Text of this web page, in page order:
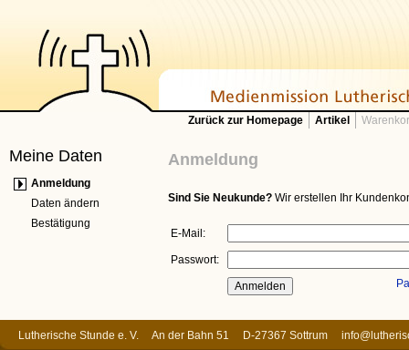
Zurück zur Homepage Artikel
Meine Daten
Anmeldung
Daten ändern
Bestätigung
Anmeldung
Sind Sie Neukunde? Wir erstellen Ihr
E-Mail:
Passwort:
Lutherische Stunde e. V. An der Bahn 51 D-27367 Sottrum